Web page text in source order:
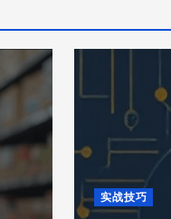
实战技巧